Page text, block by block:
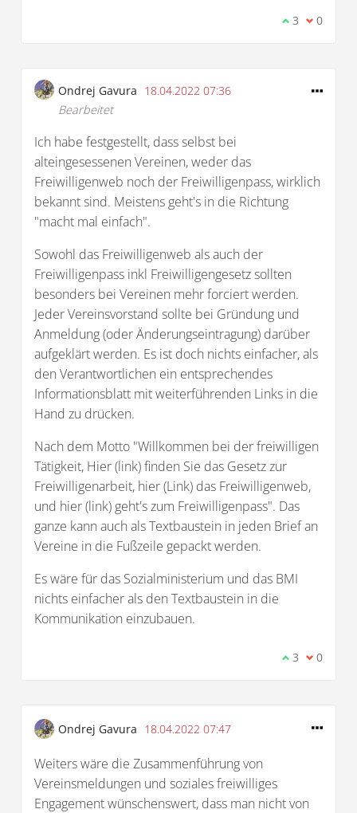
Ich stimme
3 Ich bin
0
Ondrej Gavura 18.04.2022 07:36
Bearbeitet
Ich habe festgestellt, dass selbst bei
alteingesessenen Vereinen, weder das
Freiwilligenweb noch der Freiwilligenpass, wirklich
bekannt sind. Meistens geht's in die Richtung
"macht mal einfach".
Sowohl das Freiwilligenweb als auch der
Freiwilligenpass inkl Freiwilligengesetz sollten
besonders bei Vereinen mehr forciert werden.
Jeder Vereinsvorstand sollte bei Gründung und
Anmeldung (oder Änderungseintragung) darüber
aufgeklärt werden. Es ist doch nichts einfacher, als
den Verantwortlichen ein entsprechendes
Informationsblatt mit weiterführenden Links in die
Hand zu drücken.
Nach dem Motto "Willkommen bei der freiwilligen
Tätigkeit, Hier (link) finden Sie das Gesetz zur
Freiwilligenarbeit, hier (Link) das Freiwilligenweb,
und hier (link) geht's zum Freiwilligenpass". Das
ganze kann auch als Textbaustein in jeden Brief an
Vereine in die Fußzeile gepackt werden.
Es wäre für das Sozialministerium und das BMI
nichts einfacher als den Textbaustein in die
Kommunikation einzubauen.
Ich stimme
3 Ich bin
0
Ondrej Gavura 18.04.2022 07:47
Weiters wäre die Zusammenführung von
Vereinsmeldungen und soziales freiwilliges
Engagement wünschenswert, dass man nicht von